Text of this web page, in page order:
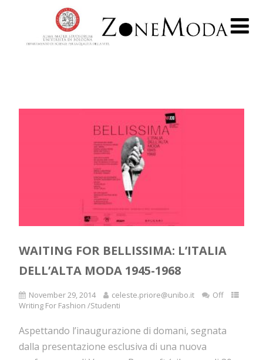
WAITING FOR BELLISSIMA: L’ITALIA
DELL’ALTA MODA 1945-1968
November 29, 2014 celeste.priore@unibo.it
Off
Writing For Fashion /Studenti
Aspettando l’inaugurazione di domani, segnata
dalla presentazione esclusiva di una nuova